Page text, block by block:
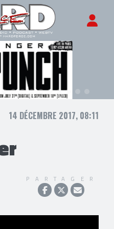
14 DÉCEMBRE 2017, 08:11
PARTAGER